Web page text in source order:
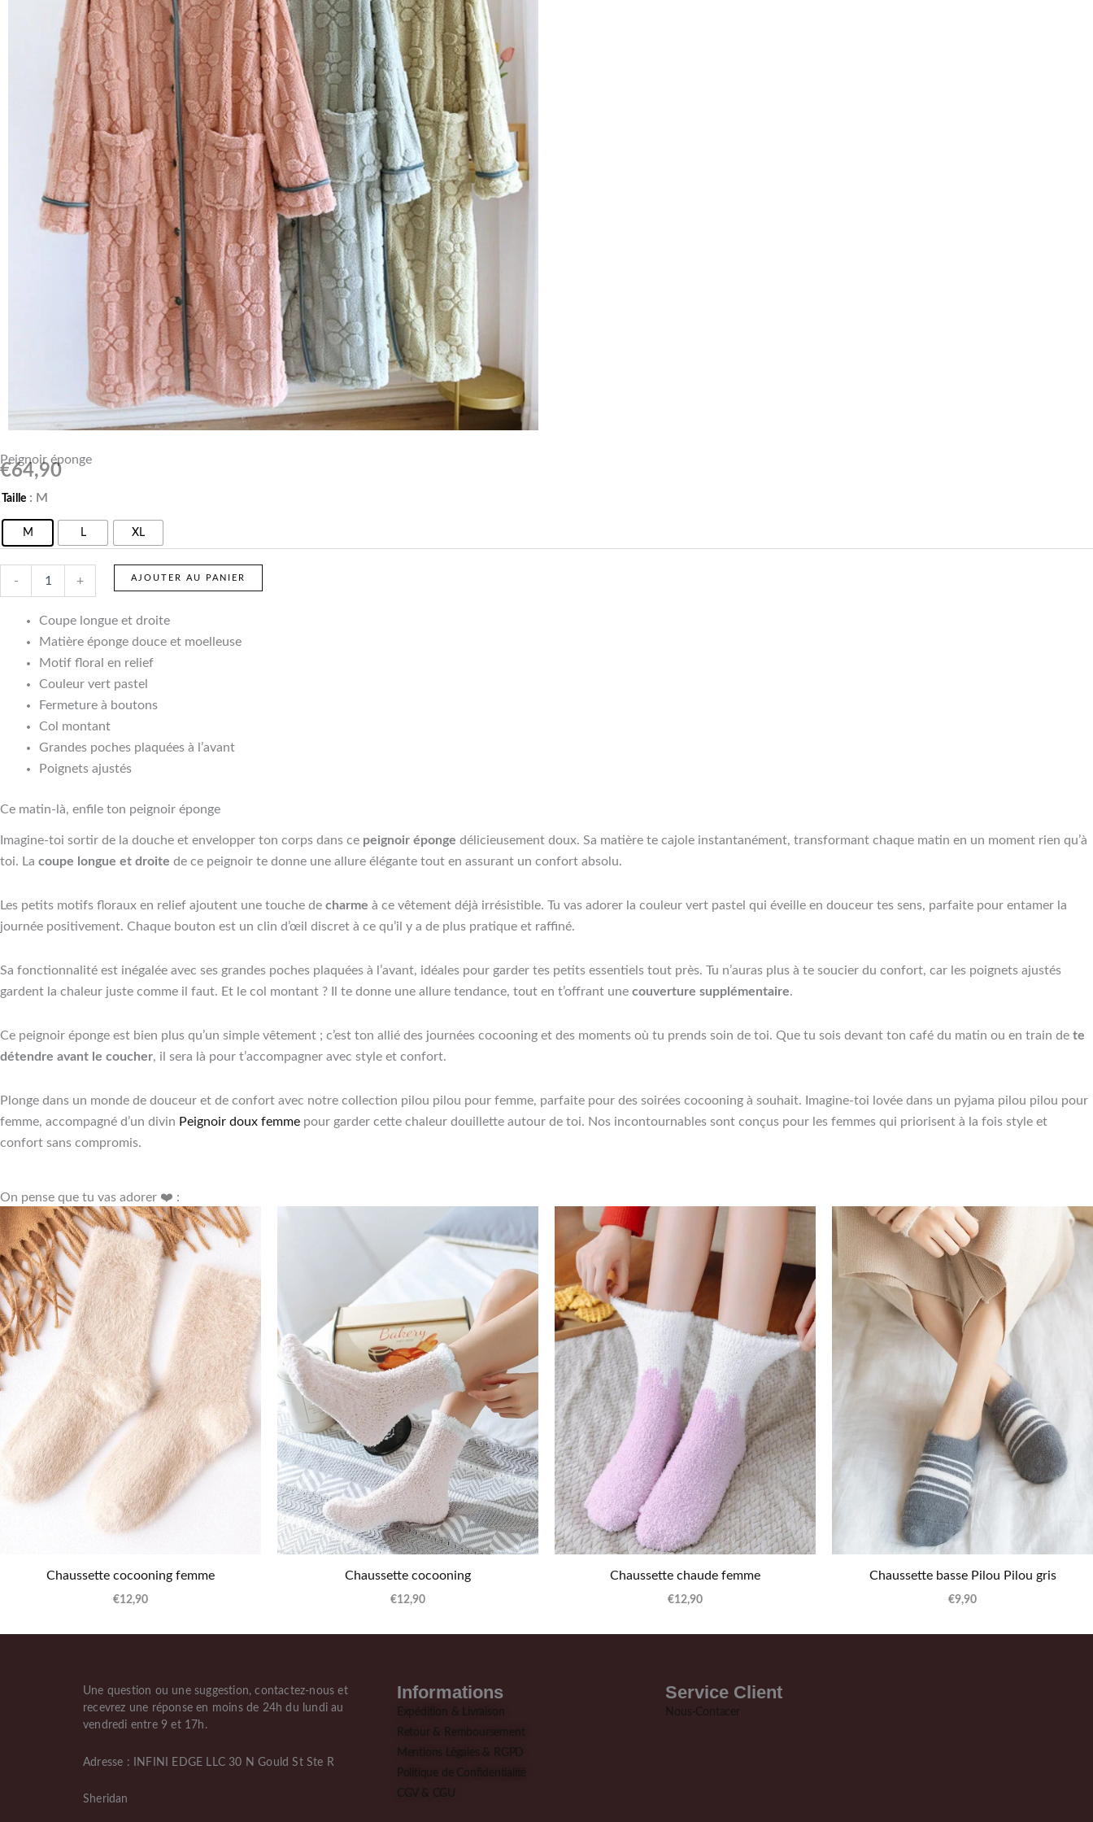
Peignoir éponge
€64,90
Taille : M
M L XL
-
quantité
Peignoir
éponge
+ AJOUTER AU PANIER
Coupe longue et droite
Matière éponge douce et moelleuse
Motif floral en relief
Couleur vert pastel
Fermeture à boutons
Col montant
Grandes poches plaquées à l’avant
Poignets ajustés
Ce matin-là, enfile ton peignoir éponge
Imagine-toi sortir de la douche et envelopper ton corps dans ce peignoir éponge délicieusement doux. Sa matière te cajole instantanément, transformant chaque matin en un moment rien qu’à
toi. La coupe longue et droite de ce peignoir te donne une allure élégante tout en assurant un confort absolu.
Les petits motifs floraux en relief ajoutent une touche de charme à ce vêtement déjà irrésistible. Tu vas adorer la couleur vert pastel qui éveille en douceur tes sens, parfaite pour entamer la
journée positivement. Chaque bouton est un clin d’œil discret à ce qu’il y a de plus pratique et raffiné.
Sa fonctionnalité est inégalée avec ses grandes poches plaquées à l’avant, idéales pour garder tes petits essentiels tout près. Tu n’auras plus à te soucier du confort, car les poignets ajustés
gardent la chaleur juste comme il faut. Et le col montant ? Il te donne une allure tendance, tout en t’offrant une couverture supplémentaire.
Ce peignoir éponge est bien plus qu’un simple vêtement ; c’est ton allié des journées cocooning et des moments où tu prends soin de toi. Que tu sois devant ton café du matin ou en train de te
détendre avant le coucher, il sera là pour t’accompagner avec style et confort.
Plonge dans un monde de douceur et de confort avec notre collection pilou pilou pour femme, parfaite pour des soirées cocooning à souhait. Imagine-toi lovée dans un pyjama pilou pilou pour
femme, accompagné d’un divin Peignoir doux femme pour garder cette chaleur douillette autour de toi. Nos incontournables sont conçus pour les femmes qui priorisent à la fois style et
confort sans compromis.
On pense que tu vas adorer ❤️ :
Chaussette cocooning femme
€12,90
Chaussette cocooning
€12,90
Chaussette chaude femme
€12,90
Chaussette basse Pilou Pilou gris
€9,90
Une question ou une suggestion, contactez-nous et
recevrez une réponse en moins de 24h du lundi au
vendredi entre 9 et 17h.
Adresse : INFINI EDGE LLC 30 N Gould St Ste R
Sheridan
Informations
Expédition & Livraison
Retour & Remboursement
Mentions Légales & RGPD
Politique de Confidentialité
CGV & CGU
Service Client
Nous-Contacer